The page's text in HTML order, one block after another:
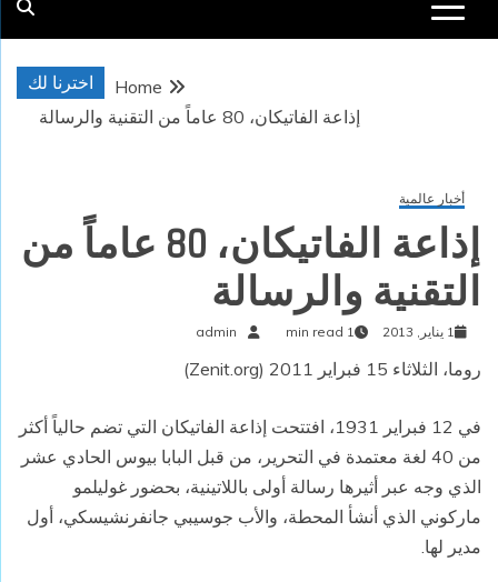
اخترنا لك
Home
إذاعة الفاتيكان، 80 عاماً من التقنية والرسالة
أخبار عالمية
إذاعة الفاتيكان، 80 عاماً من
التقنية والرسالة
1 يناير, 2013 1 min read
admin
روما، الثلاثاء 15 فبراير 2011 (Zenit.org)
في 12 فبراير 1931، افتتحت إذاعة الفاتيكان التي تضم حالياً أكثر
من 40 لغة معتمدة في التحرير، من قبل البابا بيوس الحادي عشر
الذي وجه عبر أثيرها رسالة أولى باللاتينية، بحضور غوليلمو
ماركوني الذي أنشأ المحطة، والأب جوسيبي جانفرنشيسكي، أول
مدير لها.